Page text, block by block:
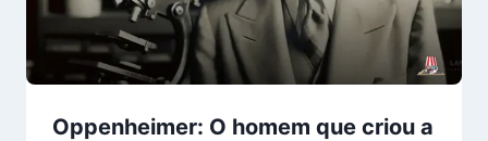
Oppenheimer: O homem que criou a